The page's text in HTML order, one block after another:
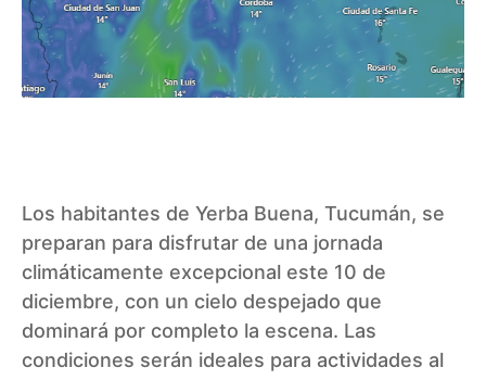
Los habitantes de Yerba Buena, Tucumán, se
preparan para disfrutar de una jornada
climáticamente excepcional este 10 de
diciembre, con un cielo despejado que
dominará por completo la escena. Las
condiciones serán ideales para actividades al